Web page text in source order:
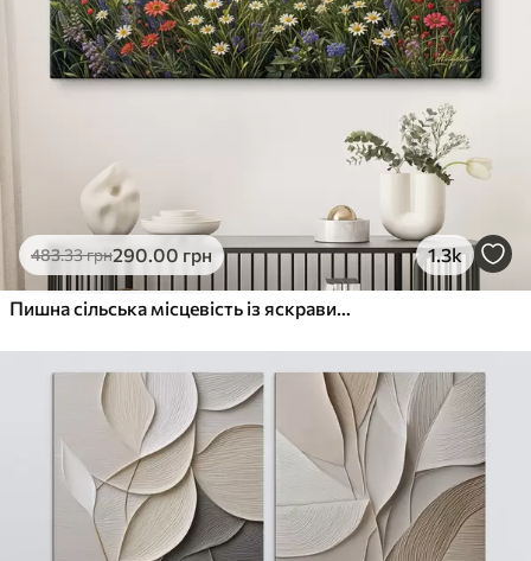
483.33грн290.00 грн 1.3k
Пишна сільська місцевість із яскравим лугом диких квітів, наповненим різнокольоровими квітами під хмарним небом